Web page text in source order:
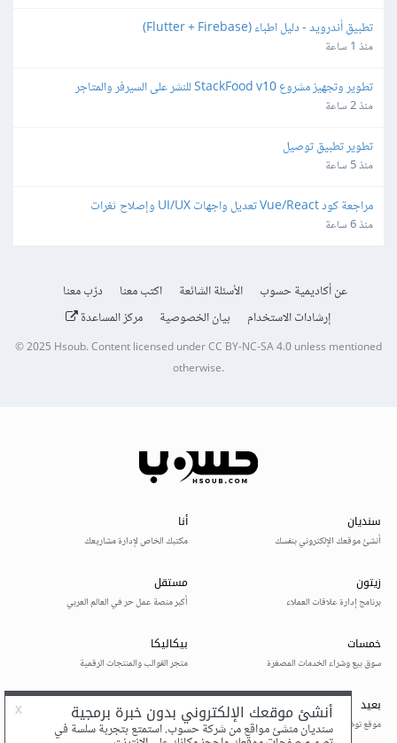
تطبيق أندرويد - دليل اطباء (Flutter + Firebase)
منذ 1 ساعة
تطوير وتجهيز مشروع StackFood v10 للنشر على السيرفر والمتاجر
منذ 2 ساعة
تطوير تطبيق توصيل
منذ 5 ساعة
مراجعة كود Vue/React تعديل واجهات UI/UX وإصلاح ثغرات
منذ 6 ساعة
عن أكاديمية حسوب الأسئلة الشائعة اكتب معنا
درّب معنا
إرشادات الاستخدام
بيان الخصوصية مركز المساعدة
© 2025 Hsoub.Content licensed underCC BY-NC-SA 4.0unless mentioned
otherwise.